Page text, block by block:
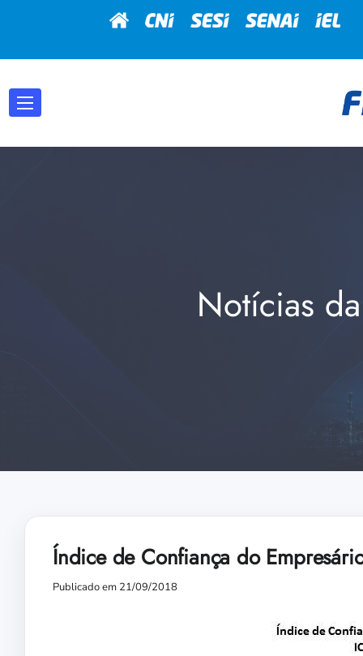
Notícias
Índice de Confiança do
Publicado em 21/09/2018